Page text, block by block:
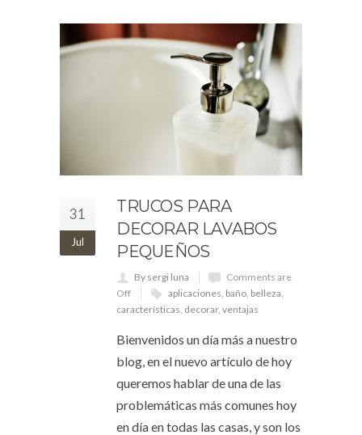
31
Jul
TRUCOS PARA
DECORAR LAVABOS
PEQUEÑOS
By sergi luna
Comments are
Off
aplicaciones baño belleza
características decorar, ventajas
Bienvenidos un día más a nuestro
blog, en el nuevo artículo de hoy
queremos hablar de una de las
problemáticas más comunes hoy
en día en todas las casas, y son los